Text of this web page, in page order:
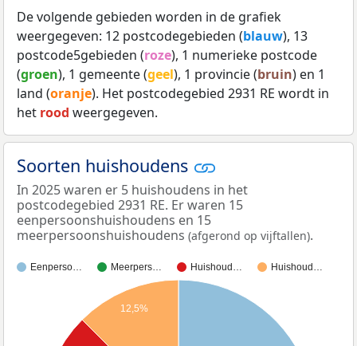
De volgende gebieden worden in de grafiek
weergegeven: 12 postcodegebieden (blauw), 13
postcode5gebieden (roze), 1 numerieke postcode
(groen), 1 gemeente (geel), 1 provincie (bruin) en 1
land (oranje). Het postcodegebied 2931 RE wordt in
het rood weergegeven.
Soorten huishoudens
In 2025 waren er 5 huishoudens in het
postcodegebied 2931 RE. Er waren 15
eenpersoonshuishoudens en 15
meerpersoonshuishoudens (afgerond op vijftallen).
Eenperso… Meerpers… Huishoud… Huishoud…
12,5%